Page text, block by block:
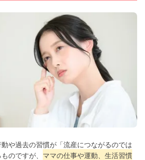
や過去の習慣が「流産につながるのでは
のですが、 ママの仕事や運動、生活習慣